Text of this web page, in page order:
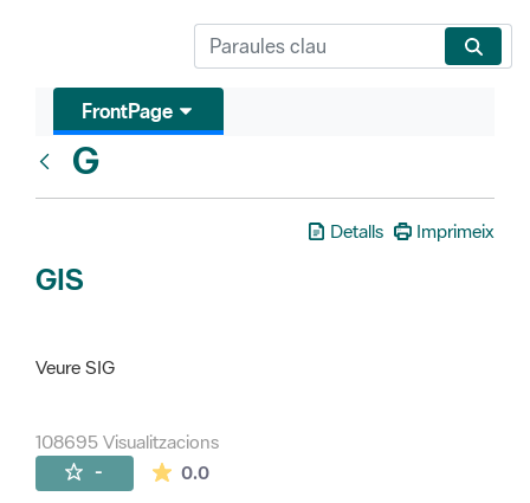
FrontPage
G
Detalls Imprimeix
GIS
Veure SIG
108695 Visualitzacions
- 0.0La mitjana de les valoracions és de 0